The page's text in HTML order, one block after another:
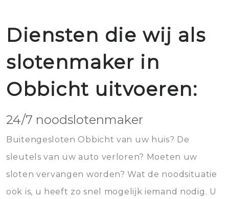
Diensten die wij als
slotenmaker in
Obbicht uitvoeren:
24/7 noodslotenmaker
Buitengesloten Obbicht van uw huis? De
sleutels van uw auto verloren? Moeten uw
sloten vervangen worden? Wat de noodsituatie
ook is, u heeft zo snel mogelijk iemand nodig. U